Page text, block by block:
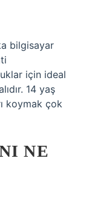
bilgisayar
için ideal
14 yaş
koymak çok
NE